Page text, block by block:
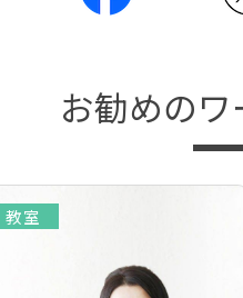
お勧めの
教室